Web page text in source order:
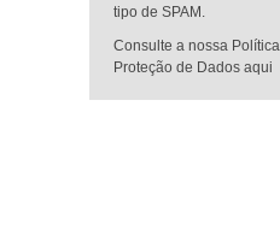
tipo de SPAM.
Consulte a nossa
Proteção de Dados aqui